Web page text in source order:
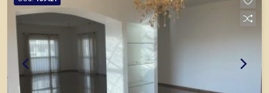
com armários; - Banheiro e quarto de serviço; - 5
vagas de garagem + Box; A Piramid tem como
objetivo atender seus clientes com agilidade e
segurança, em locação, vendas de imóveis
prontos, usados ou mesmo nos principais
lançamentos da cidade de Ribeirão Preto.